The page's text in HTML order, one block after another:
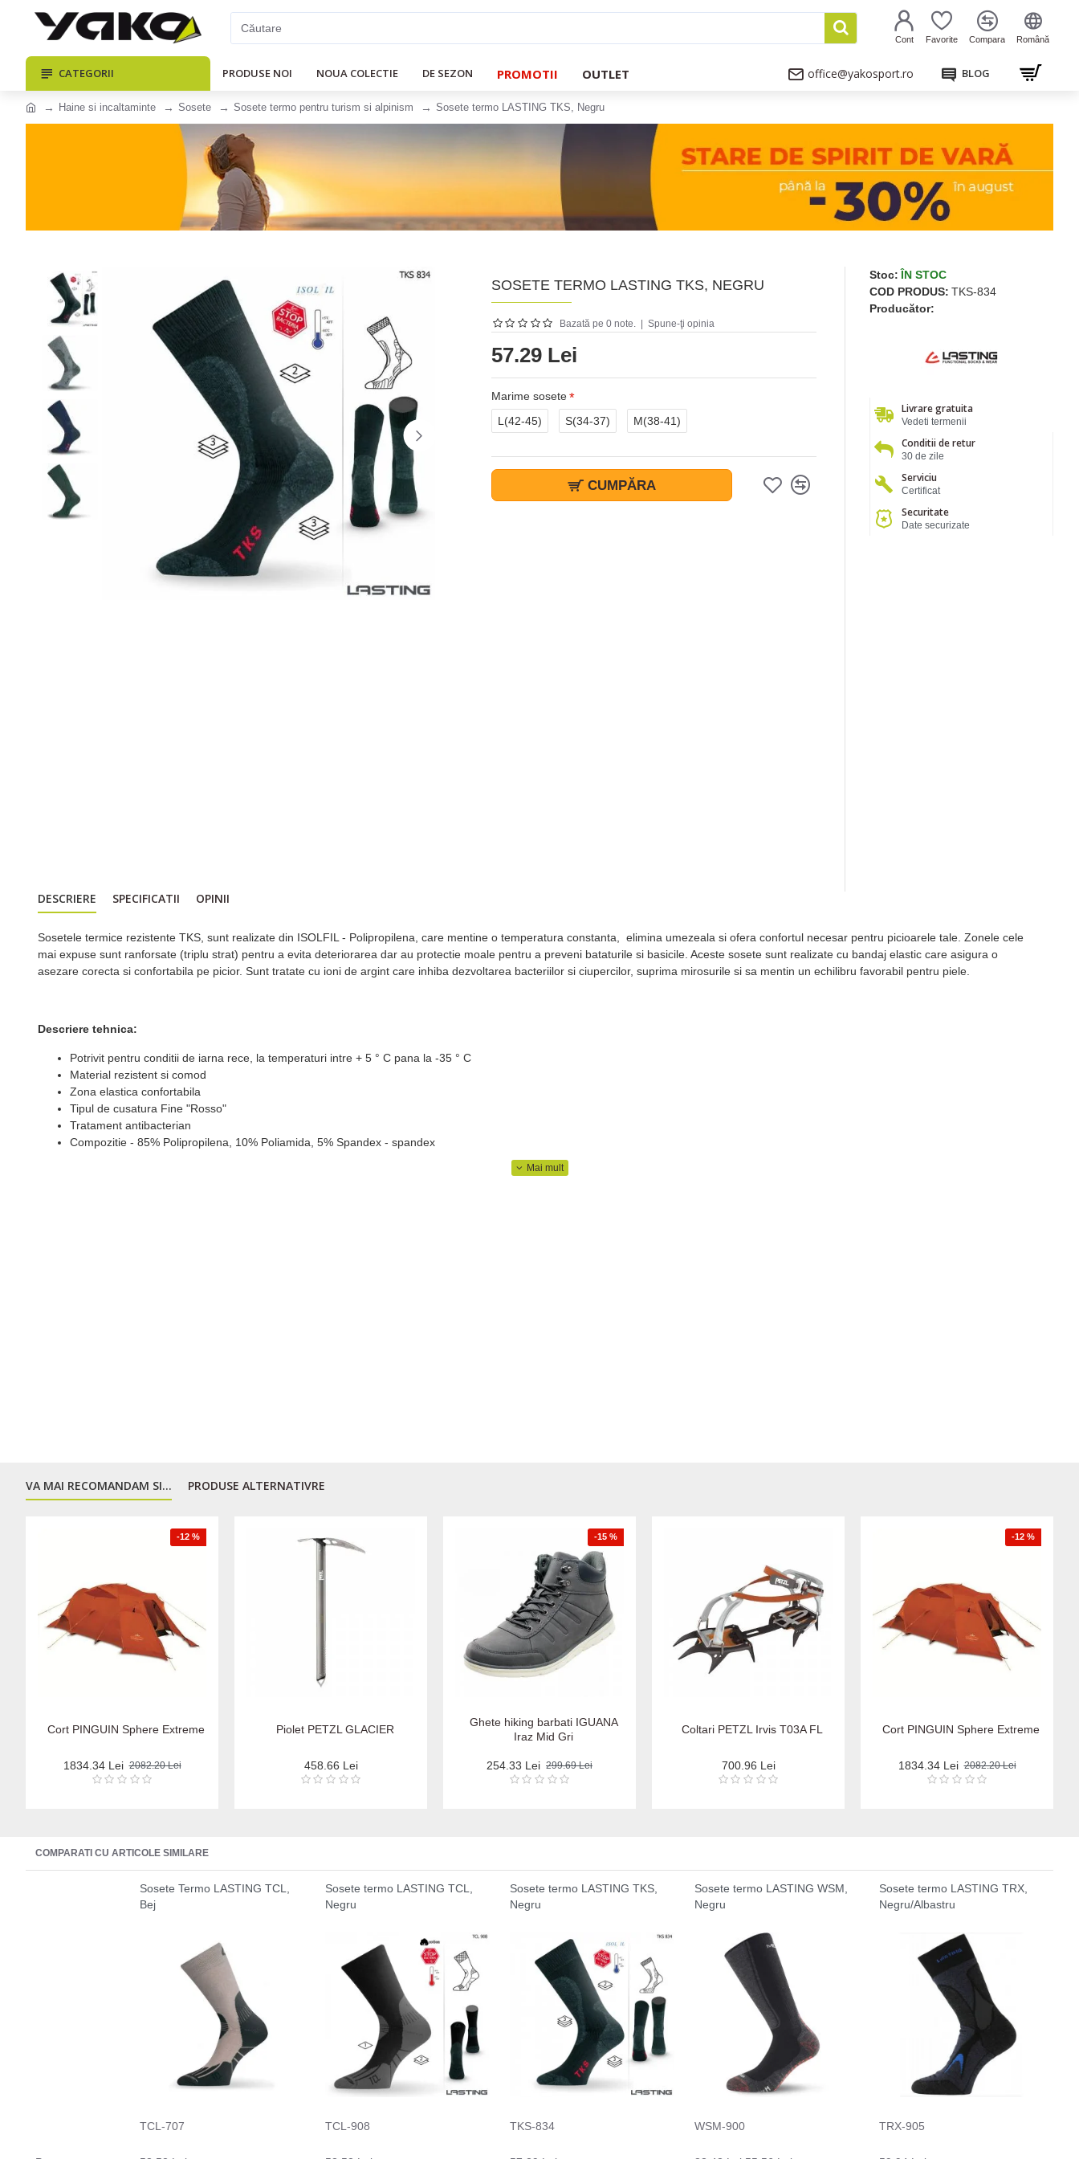
Cont Favorite Compara Română
CATEGORII PRODUSE NOI NOUA COLECTIE DE SEZON PROMOTII OUTLET office@yakosport.ro BLOG
Haine si incaltaminte Sosete Sosete termo pentru turism si alpinism Sosete termo LASTING TKS, Negru
SOSETE TERMO LASTING TKS, NEGRU
Bazată pe 0 note. Spune-ţi opinia
57.29 Lei
Marime sosete
L(42-45)
S(34-37) M(38-41)
CUMPĂRA
Stoc: ÎN STOC
COD PRODUS: TKS-834
Producător:
Livrare gratuita
Vedeti termenii
Conditii de retur
30 de zile
Serviciu
Certificat
Securitate
Date securizate
DESCRIERE SPECIFICATII OPINII
Sosetele termice rezistente TKS, sunt realizate din ISOLFIL - Polipropilena, care mentine o temperatura constanta, elimina umezeala si ofera confortul necesar pentru picioarele tale. Zonele cele
mai expuse sunt ranforsate (triplu strat) pentru a evita deteriorarea dar au protectie moale pentru a preveni bataturile si basicile. Aceste sosete sunt realizate cu bandaj elastic care asigura o
asezare corecta si confortabila pe picior. Sunt tratate cu ioni de argint care inhiba dezvoltarea bacteriilor si ciupercilor, suprima mirosurile si sa mentin un echilibru favorabil pentru piele.
Descriere tehnica:
Potrivit pentru conditii de iarna rece, la temperaturi intre + 5 ° C pana la -35 ° C
Material rezistent si comod
Zona elastica confortabila
Tipul de cusatura Fine "Rosso"
Tratament antibacterian
Compozitie - 85% Polipropilena, 10% Poliamida, 5% Spandex - spandex
VA MAI RECOMANDAM SI... PRODUSE ALTERNATIVRE
-12 %
Cort PINGUIN Sphere Extreme
1834.34 Lei 2082.20 Lei
Piolet PETZL GLACIER
458.66 Lei
-15 %
Ghete hiking barbati IGUANA
Iraz Mid Gri
254.33 Lei 299.69 Lei
Coltari PETZL Irvis T03A FL
700.96 Lei
-12 %
Cort PINGUIN Sphere Extreme
1834.34 Lei 2082.20 Lei
COMPARATI CU ARTICOLE SIMILARE
Sosete Termo LASTING TCL,
Bej
Sosete termo LASTING TCL,
Negru
Sosete termo LASTING TKS,
Negru
Sosete termo LASTING WSM,
Negru
Sosete termo LASTING TRX,
Negru/Albastru
TCL-707 TCL-908 TKS-834 WSM-900 TRX-905